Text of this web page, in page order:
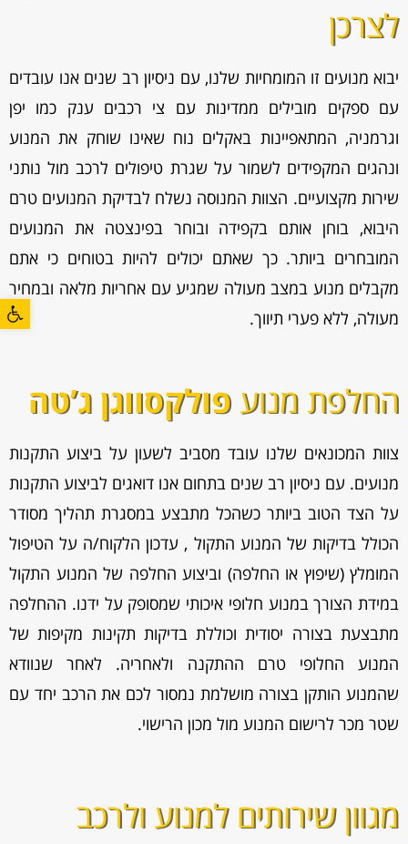
פתח
לצרכן
יבוא מנועים זו המומחיות שלנו, עם ניסיון רב שנים אנו עובדים
עם ספקים מובילים ממדינות עם צי רכבים ענק כמו יפן
וגרמניה, המתאפיינות באקלים נוח שאינו שוחק את המנוע
ונהגים המקפידים לשמור על שגרת טיפולים לרכב מול נותני
שירות מקצועיים. הצוות המנוסה נשלח לבדיקת המנועים טרם
היבוא, בוחן אותם בקפידה ובוחר בפינצטה את המנועים
המובחרים ביותר. כך שאתם יכולים להיות בטוחים כי אתם
מקבלים מנוע במצב מעולה שמגיע עם אחריות מלאה ובמחיר
מעולה, ללא פערי תיווך.
החלפת מנוע פולקסווגן ג’טה
צוות המכונאים שלנו עובד מסביב לשעון על ביצוע התקנות
מנועים. עם ניסיון רב שנים בתחום אנו דואגים לביצוע התקנות
על הצד הטוב ביותר כשהכל מתבצע במסגרת תהליך מסודר
הכולל בדיקות של המנוע התקול , עדכון הלקוח/ה על הטיפול
המומלץ (שיפוץ או החלפה) וביצוע החלפה של המנוע התקול
במידת הצורך במנוע חלופי איכותי שמסופק על ידנו. ההחלפה
מתבצעת בצורה יסודית וכוללת בדיקות תקינות מקיפות של
המנוע החלופי טרם ההתקנה ולאחריה. לאחר שנוודא
שהמנוע הותקן בצורה מושלמת נמסור לכם את הרכב יחד עם
שטר מכר לרישום המנוע מול מכון הרישוי.
מגוון שירותים למנוע ולרכב